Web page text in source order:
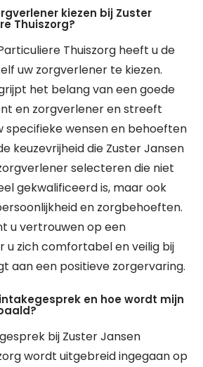
kiezen bij Zuster
Thuiszorg?
Thuiszorg heeft u de
uw zorgverlener te kiezen.
het belang van een goede
en zorgverlener en streeft
specifieke wensen en behoeften
keuzevrijheid die Zuster Jansen
selecteren die niet
gekwalificeerd is, maar ook
en zorgbehoeften.
u vertrouwen op een
u zich comfortabel en veilig bij
aan een positieve zorgervaring.
en hoe wordt mijn
bij Zuster Jansen
wordt uitgebreid ingegaan op